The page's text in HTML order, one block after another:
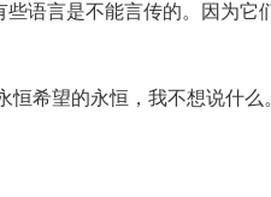
语言是不能言传的。因为它
恒希望的永恒，我不想说什